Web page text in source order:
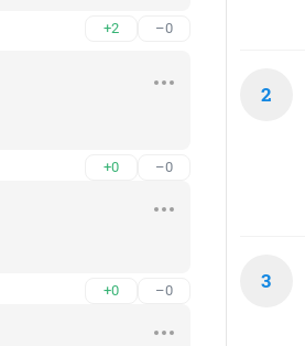
+2 –0
+0 –0
+0 –0
2
3